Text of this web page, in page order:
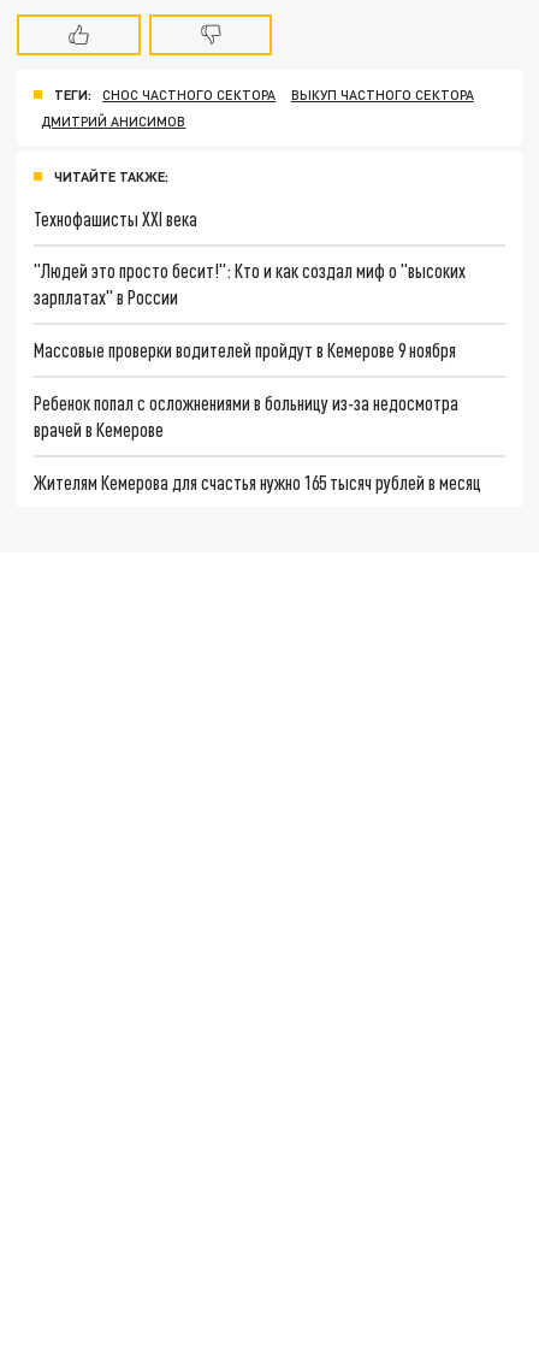
ТЕГИ: СНОС ЧАСТНОГО СЕКТОРА
ВЫКУП ЧАСТНОГО СЕКТОРА
ДМИТРИЙ АНИСИМОВ
ЧИТАЙТЕ ТАКЖЕ:
Технофашисты XXI века
"Людей это просто бесит!": Кто и как создал миф о "высоких
зарплатах" в России
Массовые проверки водителей пройдут в Кемерове 9 ноября
Ребенок попал с осложнениями в больницу из-за недосмотра
врачей в Кемерове
Жителям Кемерова для счастья нужно 165 тысяч рублей в месяц